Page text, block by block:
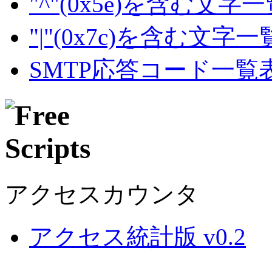
"|"(0x7c)を含む文字一
SMTP応答コード一覧
アクセスカウンタ
アクセス統計版 v0.2